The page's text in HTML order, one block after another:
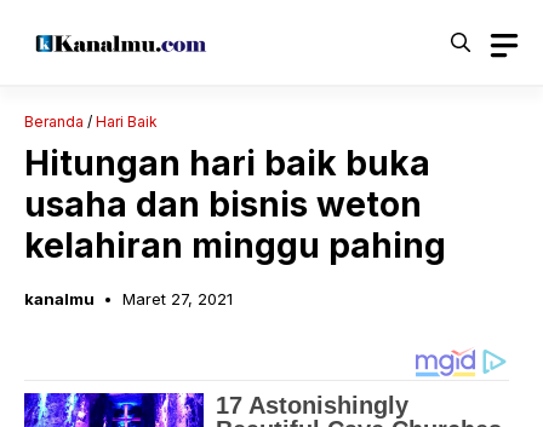
Beranda / Hari Baik
Hitungan hari baik buka
usaha dan bisnis weton
kelahiran minggu pahing
kanalmu Maret 27, 2021